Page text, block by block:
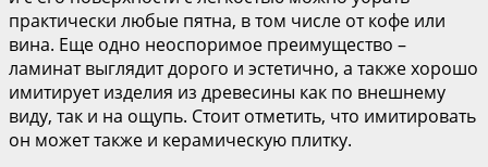
практически любые пятна, в том числе от кофе или
вина. Еще одно неоспоримое преимущество –
ламинат выглядит дорого и эстетично, а также хорошо
имитирует изделия из древесины как по внешнему
виду, так и на ощупь. Стоит отметить, что имитировать
он может также и керамическую плитку.